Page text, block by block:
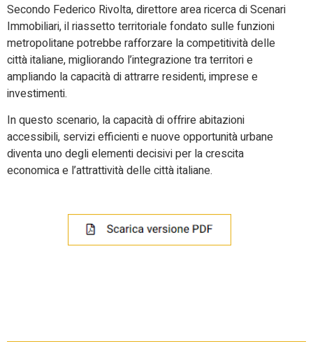
Secondo Federico Rivolta, direttore area ricerca di Scenari
Immobiliari, il riassetto territoriale fondato sulle funzioni
metropolitane potrebbe rafforzare la competitività delle
città italiane, migliorando l’integrazione tra territori e
ampliando la capacità di attrarre residenti, imprese e
investimenti.
In questo scenario, la capacità di offrire abitazioni
accessibili, servizi efficienti e nuove opportunità urbane
diventa uno degli elementi decisivi per la crescita
economica e l’attrattività delle città italiane.